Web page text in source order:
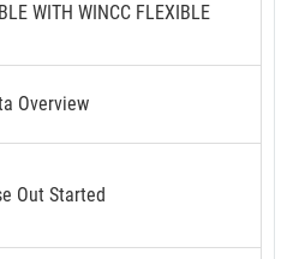
WITH WINCC FLEXIBLE
Overview
Out Started